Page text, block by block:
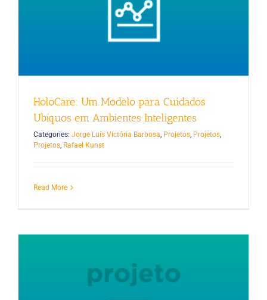
HoloCare: Um Modelo para Cuidados
Ubíquos em Ambientes Inteligentes
Categories: Jorge Luís Victória Barbosa, Projetos, Projetos,
Projetos, Rafael Kunst
Read More